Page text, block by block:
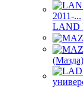
LAND